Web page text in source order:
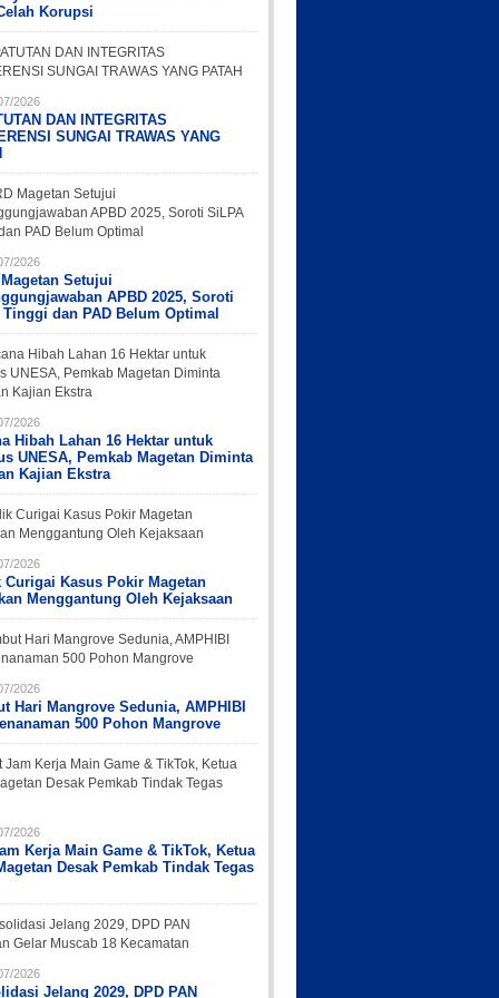
Korupsi
2026
DAN INTEGRITAS
SUNGAI TRAWAS YANG
2026
Magetan Setujui
APBD 2025, Soroti
Tinggi dan PAD Belum Optimal
2026
Hibah Lahan 16 Hektar untuk
UNESA, Pemkab Magetan Diminta
Kajian Ekstra
2026
Curigai Kasus Pokir Magetan
Menggantung Oleh Kejaksaan
2026
Hari Mangrove Sedunia, AMPHIBI
500 Pohon Mangrove
2026
Kerja Main Game & TikTok, Ketua
Desak Pemkab Tindak Tegas
2026
Jelang 2029, DPD PAN